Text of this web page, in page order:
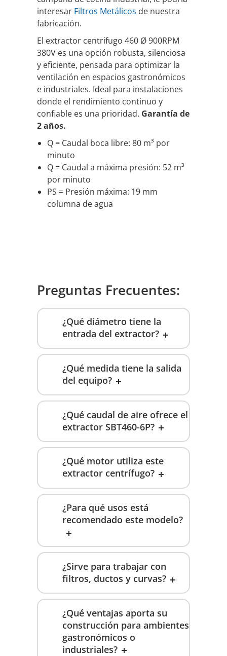
interesar Filtros Metálicos de nuestra
fabricación.
El extractor centrifugo 460 Ø 900RPM
380V es una opción robusta, silenciosa
y eficiente, pensada para optimizar la
ventilación en espacios gastronómicos
e industriales. Ideal para instalaciones
donde el rendimiento continuo y
confiable es una prioridad. Garantía de
2 años.
Q = Caudal boca libre: 80 m³ por
minuto
Q = Caudal a máxima presión: 52 m³
por minuto
PS = Presión máxima: 19 mm
columna de agua
Preguntas Frecuentes:
¿Qué diámetro tiene la
entrada del extractor?
¿Qué medida tiene la salida
del equipo?
¿Qué caudal de aire ofrece el
extractor SBT460-6P?
¿Qué motor utiliza este
extractor centrífugo?
¿Para qué usos está
recomendado este modelo?
¿Sirve para trabajar con
filtros, ductos y curvas?
¿Qué ventajas aporta su
construcción para ambientes
gastronómicos o
industriales?